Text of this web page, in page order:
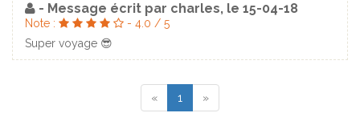
- Message écrit par charles, le 15-04-18
Note : - 4.0 / 5
Super voyage 😎
« 1 »